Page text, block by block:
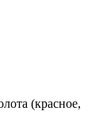
(красное,